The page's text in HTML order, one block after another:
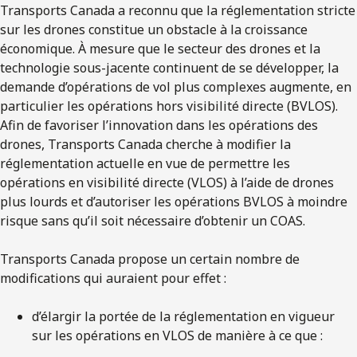
Transports Canada a reconnu que la réglementation stricte
sur les drones constitue un obstacle à la croissance
économique. À mesure que le secteur des drones et la
technologie sous-jacente continuent de se développer, la
demande d’opérations de vol plus complexes augmente, en
particulier les opérations hors visibilité directe (BVLOS).
Afin de favoriser l’innovation dans les opérations des
drones, Transports Canada cherche à modifier la
réglementation actuelle en vue de permettre les
opérations en visibilité directe (VLOS) à l’aide de drones
plus lourds et d’autoriser les opérations BVLOS à moindre
risque sans qu’il soit nécessaire d’obtenir un COAS.
Transports Canada propose un certain nombre de
modifications qui auraient pour effet :
d’élargir la portée de la réglementation en vigueur
sur les opérations en VLOS de manière à ce que :